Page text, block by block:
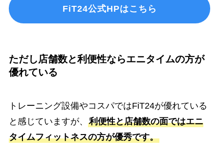
FiT24公式HPはこちら
ただし店舗数と利便性ならエニタイムの方が
優れている
トレーニング設備やコスパではFiT24が優れている
と感じていますが、 利便性と店舗数の面ではエニ
タイムフィットネスの方が優秀です。